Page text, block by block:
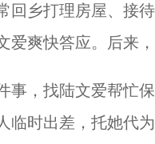
回乡打理房屋、接
爱爽快答应。后来
，找陆文爱帮忙保
临时出差，托她代